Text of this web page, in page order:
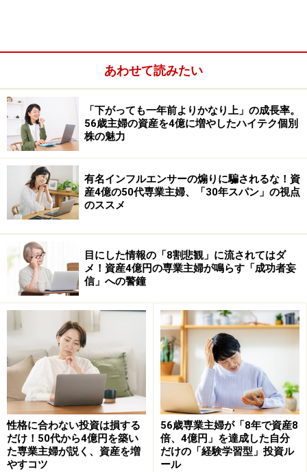
もちろん、利上げだけで業績が決まるわけではありませ
ん。それでも、金利の変化によって収益環境が改善しや
すい業種があることは知っておきたいポイントです。
今回は、9月に配当の権利確定がある銀行、保険、リー
スという3つの業種から、それぞれ代表的な高配当株を
紹介します。
【注目の株主優待と配当＆優待利回りをショート動画で
解説】
あわせて読みたい
「下がっても一年前よりかなり上」の成長率。
56歳主婦の資産を4億に増やしたハイテク個別
株の魅力
有名インフルエンサーの煽りに騙されるな！資
産4億の50代専業主婦、「30年スパン」の視点
のススメ
目にした情報の「8割悲観」に流されてはダ
メ！資産4億円の専業主婦が鳴らす「成功者妄
信」への警鐘
性格に合わない投資は損する
だけ！50代から4億円を築い
た専業主婦が説く、資産を増
やすコツ
56歳専業主婦が「8年で資産8
倍、4億円」を達成した自分
だけの「経験学習型」投資ル
ール